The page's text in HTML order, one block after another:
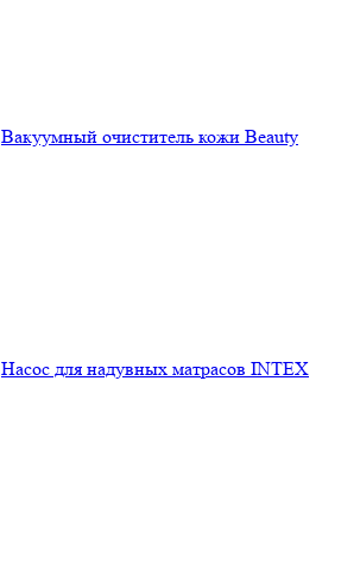
Вакуумный очиститель кожи Beauty
Насос для надувных матрасов INTEX